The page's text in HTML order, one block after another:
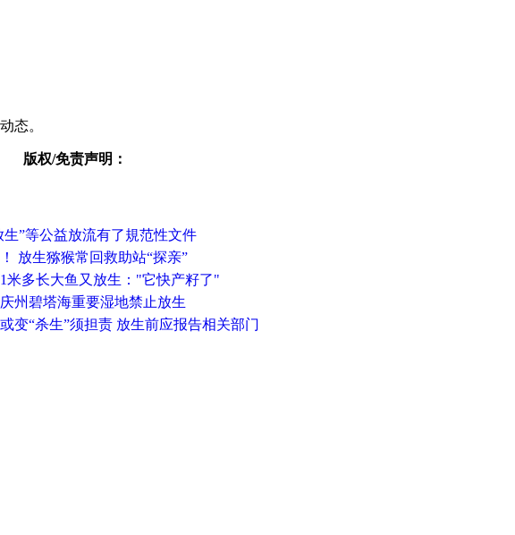
态。
版权/免责声明：
生”等公益放流有了規范性文件
放生猕猴常回救助站“探亲”
米多长大鱼又放生："它快产籽了"
州碧塔海重要湿地禁止放生
变“杀生”须担责 放生前应报告相关部门